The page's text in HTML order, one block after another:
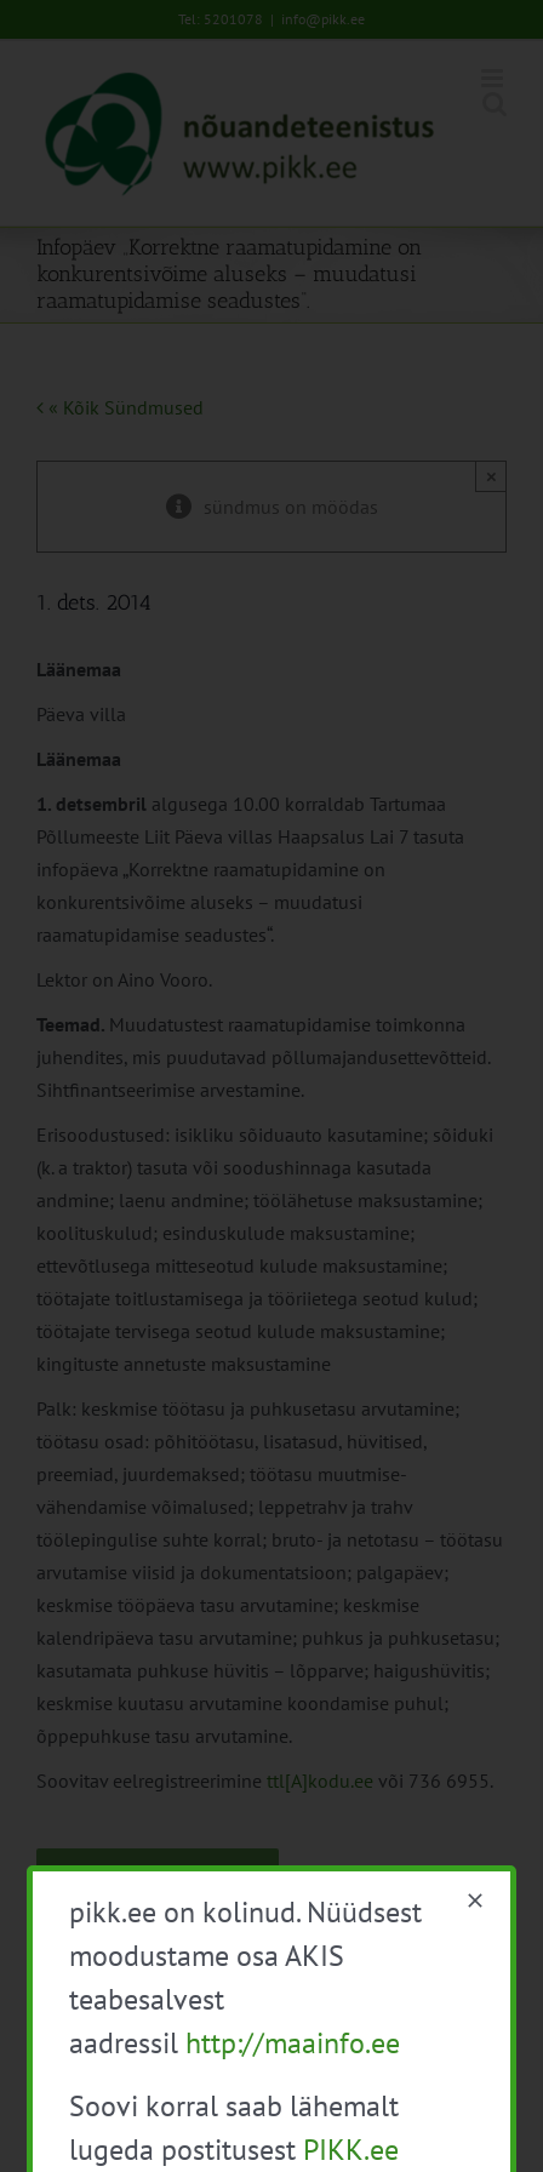
to
Tel: 5201078 | info@pikk.ee
Infopäev „Korrektne raamatupidamine on
konkurentsivõime aluseks – muudatusi
raamatupidamise seadustes“.
« Kõik Sündmused
sündmus on möödas
×
1. dets. 2014
Läänemaa
Päeva villa
Läänemaa
1. detsembril algusega 10.00 korraldab Tartumaa
Põllumeeste Liit Päeva villas Haapsalus Lai 7 tasuta
infopäeva „Korrektne raamatupidamine on
konkurentsivõime aluseks – muudatusi
raamatupidamise seadustes“.
Lektor on Aino Vooro.
Teemad. Muudatustest raamatupidamise toimkonna
juhendites, mis puudutavad põllumajandusettevõtteid.
Sihtfinantseerimise arvestamine.
Erisoodustused: isikliku sõiduauto kasutamine; sõiduki
(k. a traktor) tasuta või soodushinnaga kasutada
andmine; laenu andmine; töölähetuse maksustamine;
koolituskulud; esinduskulude maksustamine;
ettevõtlusega mitteseotud kulude maksustamine;
töötajate toitlustamisega ja tööriietega seotud kulud;
töötajate tervisega seotud kulude maksustamine;
kingituste annetuste maksustamine
Palk: keskmise töötasu ja puhkusetasu arvutamine;
töötasu osad: põhitöötasu, lisatasud, hüvitised,
preemiad, juurdemaksed; töötasu muutmise-
vähendamise võimalused; leppetrahv ja trahv
töölepingulise suhte korral; bruto- ja netotasu – töötasu
arvutamise viisid ja dokumentatsioon; palgapäev;
keskmise tööpäeva tasu arvutamine; keskmise
kalendripäeva tasu arvutamine; puhkus ja puhkusetasu;
kasutamata puhkuse hüvitis – lõpparve; haigushüvitis;
keskmise kuutasu arvutamine koondamise puhul;
õppepuhkuse tasu arvutamine.
Soovitav eelregistreerimine ttl[A]kodu.ee või 736 6955.
Lisa kalendrisse
Facebook
pikk.ee on kolinud. Nüüdsest
moodustame osa AKIS
teabesalvest
aadressil http://maainfo.ee
Soovi korral saab lähemalt
lugeda postitusest PIKK.ee